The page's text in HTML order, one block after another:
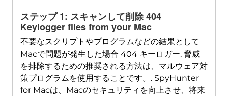
ステップ 1: スキャンして削除 404
Keylogger files from your Mac
不要なスクリプトやプログラムなどの結果として
Macで問題が発生した場合 404 キーロガー, 脅威
を排除するための推奨される方法は、マルウェア対
策プログラムを使用することです。. SpyHunter
for Macは、Macのセキュリティを向上させ、将来
Mac用のSpyHunter